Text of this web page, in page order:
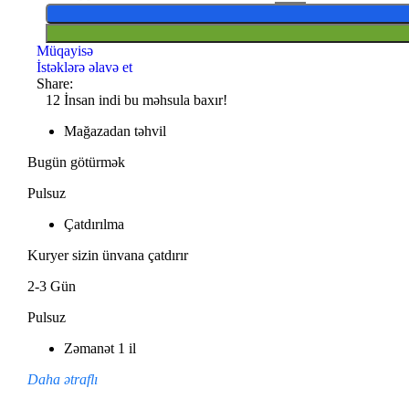
Müqayisə
İstəklərə əlavə et
Share:
12 İnsan indi bu məhsula baxır!
Mağazadan təhvil
Bugün götürmək
Pulsuz
Çatdırılma
Kuryer sizin ünvana çatdırır
2-3 Gün
Pulsuz
Zəmanət 1 il
Daha ətraflı